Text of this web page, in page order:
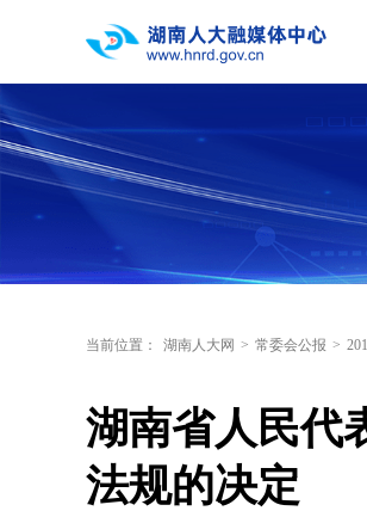
当前位置： 湖南人大网 > 常委会公报 >
湖南省人民代
法规的决定